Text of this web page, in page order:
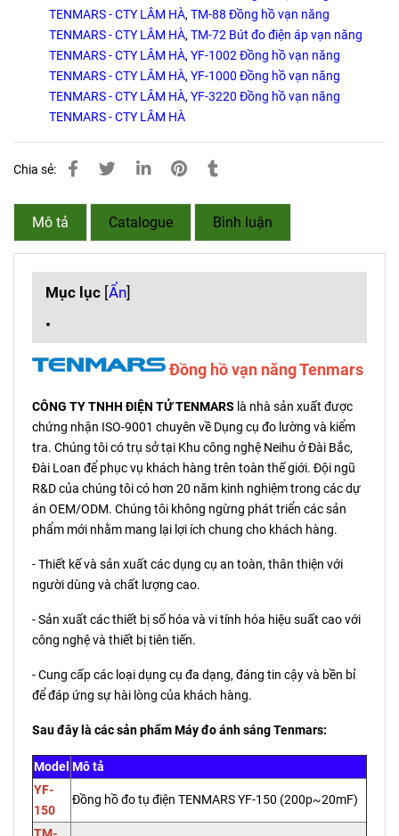
TENMARS - CTY LÂM HÀ,TM-88 Đồng hồ vạn năng
TENMARS - CTY LÂM HÀ,TM-72 Bút đo điện áp vạn năng
TENMARS - CTY LÂM HÀ,YF-1002 Đồng hồ vạn năng
TENMARS - CTY LÂM HÀ,YF-1000 Đồng hồ vạn năng
TENMARS - CTY LÂM HÀ,YF-3220 Đồng hồ vạn năng
TENMARS - CTY LÂM HÀ
Chia sẻ:
Mô tả Catalogue Bình luận
Mục lục [Ẩn]
Đồng hồ vạn năng Tenmars
CÔNG TY TNHH ĐIỆN TỬ TENMARS là nhà sản xuất được
chứng nhận ISO-9001 chuyên về Dụng cụ đo lường và kiểm
tra. Chúng tôi có trụ sở tại Khu công nghệ Neihu ở Đài Bắc,
Đài Loan để phục vụ khách hàng trên toàn thế giới. Đội ngũ
R&D của chúng tôi có hơn 20 năm kinh nghiệm trong các dự
án OEM/ODM. Chúng tôi không ngừng phát triển các sản
phẩm mới nhằm mang lại lợi ích chung cho khách hàng.
- Thiết kế và sản xuất các dụng cụ an toàn, thân thiện với
người dùng và chất lượng cao.
- Sản xuất các thiết bị số hóa và vi tính hóa hiệu suất cao với
công nghệ và thiết bị tiên tiến.
- Cung cấp các loại dụng cụ đa dạng, đáng tin cậy và bền bỉ
để đáp ứng sự hài lòng của khách hàng.
Sau đây là các sản phẩm Máy đo ánh sáng Tenmars:
Model Mô tả
YF-
150
Đồng hồ đo tụ điện TENMARS YF-150 (200p~20mF)